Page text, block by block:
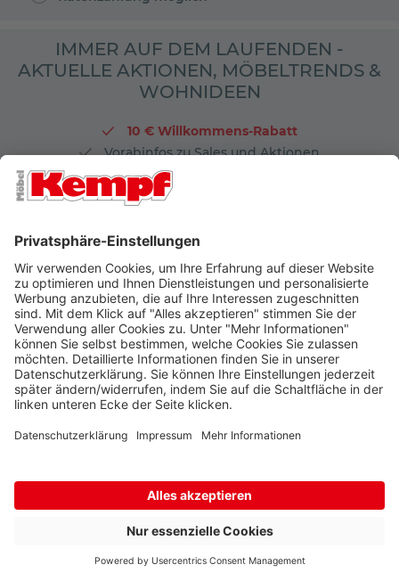
IMMER AUF DEM LAUFENDEN -
AKTUELLE AKTIONEN, MÖBELTRENDS &
WOHNIDEEN
10 € Willkommens-Rabatt
Vorabinfos zu Sales und Aktionen
Exklusive Gewinnspielaktionen
ONLINE-ZAHLUNGSARTEN
Rechnung
Ratenkauf Lastschrift
Vorkasse
SERVICEPARTNER